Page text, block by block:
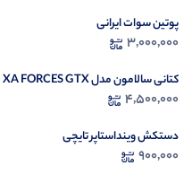
پوتین سوات ایرانی
3,000,000
کتانی سالامون مدل XA FORCES GTX
4,500,000
دستکش وینداستاپر تایچی
900,000